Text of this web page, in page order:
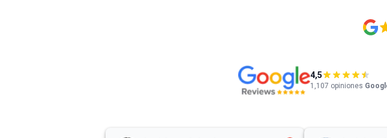
4,5
1,107 opiniones